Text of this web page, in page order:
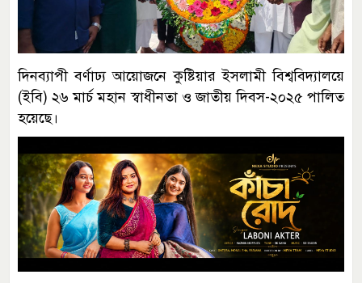
দিনব্যাপী বর্ণাঢ্য আয়োজনে কুষ্টিয়ার ইসলামী বিশ্ববিদ্যালয়ে
(ইবি) ২৬ মার্চ মহান স্বাধীনতা ও জাতীয় দিবস-২০২৫ পালিত
হয়েছে।